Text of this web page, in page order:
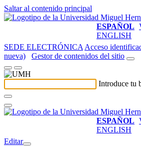
Saltar al contenido principal
ESPAÑOL
ENGLISH
SEDE ELECTRÓNICA Acceso
nueva)
Gestor de contenidos del sitio
Introduce tu
ESPAÑOL
ENGLISH
Editar